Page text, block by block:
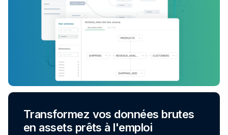
Transformez vos données brutes
en assets prêts à l'emploi